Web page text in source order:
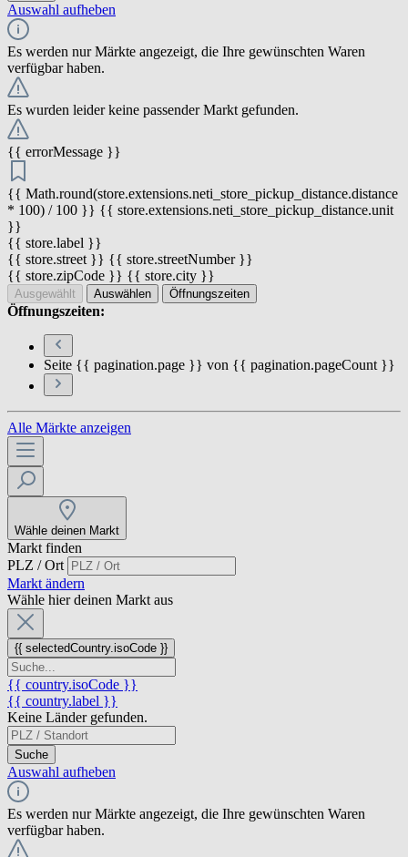
Auswahl aufheben
Es werden nur Märkte angezeigt, die Ihre gewünschten Waren
verfügbar haben.
Es wurden leider keine passender Markt gefunden.
{{ errorMessage }}
{{ Math.round(store.extensions.neti_store_pickup_distance.distance
* 100) / 100 }} {{ store.extensions.neti_store_pickup_distance.unit
}}
{{ store.label }}
{{ store.street }} {{ store.streetNumber }}
{{ store.zipCode }} {{ store.city }}
Ausgewählt Auswählen Öffnungszeiten
Öffnungszeiten:
Seite {{ pagination.page }} von {{ pagination.pageCount }}
Alle Märkte anzeigen
Wähle deinen Markt
Markt finden
PLZ / Ort
Markt ändern
Wähle hier deinen Markt aus
{{ selectedCountry.isoCode }}
{{ country.isoCode }}
{{ country.label }}
Keine Länder gefunden.
Suche
Auswahl aufheben
Es werden nur Märkte angezeigt, die Ihre gewünschten Waren
verfügbar haben.